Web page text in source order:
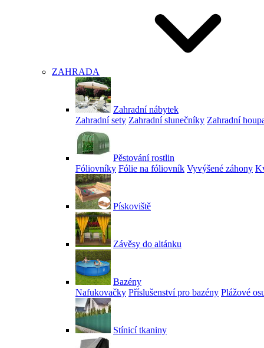
ZAHRADA
Zahradní nábytek
Zahradní sety Zahradní slunečníky Zahradní
Pěstování rostlin
Fóliovníky Fólie na fóliovník Vyvýšené záhony
Pískoviště
Závěsy do altánku
Bazény
Nafukovačky Příslušenství pro bazény Plážové
Stínicí tkaniny